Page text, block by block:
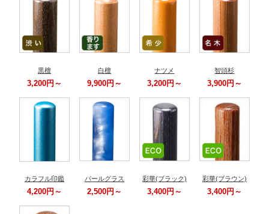
黒檀
3,200円～
白檀
9,900円～
ナツメ
3,200円～
智頭杉
3,900円～
カラフル印鑑
4,200円～
パールグラス
2,500円～
彩華(ブラック)
3,400円～
彩華(ブラウン)
3,400円～